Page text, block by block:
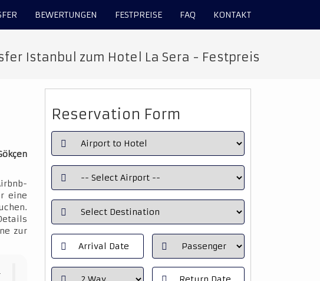
BEWERTUNGEN FESTPREISE FAQ KONTAKT
Istanbul zum Hotel La Sera - Festpreis
eine
zur
Reservation Form